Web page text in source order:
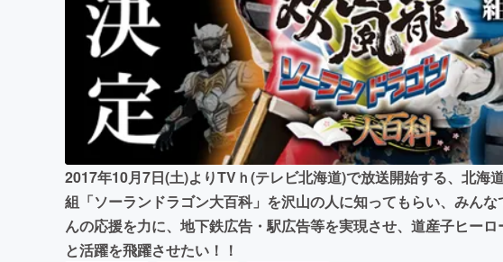
2017年10月7日(土)よりTVｈ(テレビ北海道)で放送開始する、北海
組「ソーランドラゴン大百科」を沢山の人に知ってもらい、みん
んの応援を力に、地下鉄広告・駅広告等を実現させ、道産子ヒー
と活躍を飛躍させたい！！